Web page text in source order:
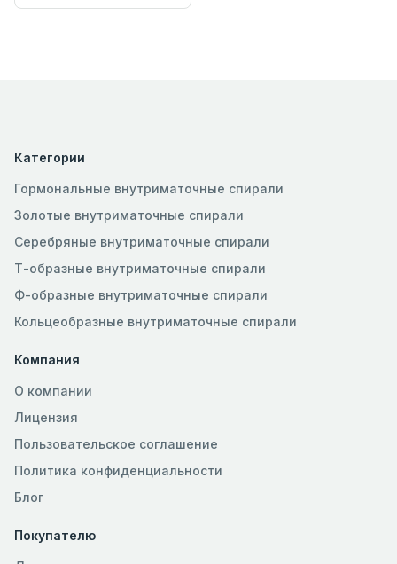
Категории
Гормональные внутриматочные спирали
Золотые внутриматочные спирали
Серебряные внутриматочные спирали
Т-образные внутриматочные спирали
Ф-образные внутриматочные спирали
Кольцеобразные внутриматочные спирали
Компания
О компании
Лицензия
Пользовательское соглашение
Политика конфиденциальности
Блог
Покупателю